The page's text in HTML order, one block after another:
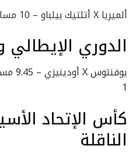
ألميريا X أتلتيك بيلباو – 10 مساء – beIN Sports HD 3
الدوري الإيطالي
1
كأس الإتحاد
الناقلة